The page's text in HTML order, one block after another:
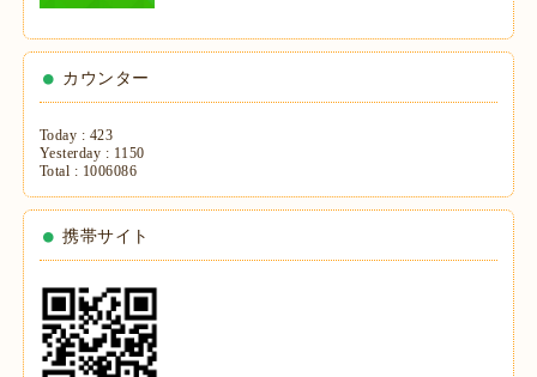
カウンター
Today : 423
Yesterday : 1150
Total : 1006086
携帯サイト